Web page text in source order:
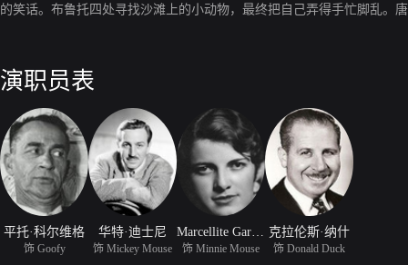
的笑话。布鲁托四处寻找沙滩上的小动物，最终把自己弄得手忙脚乱。
演职员表
平托·科尔维格
饰 Goofy
华特·迪士尼
饰 Mickey Mouse 饰 Minnie Mouse
克拉伦斯·纳什
饰 Donald Duck